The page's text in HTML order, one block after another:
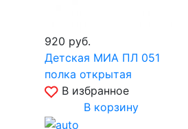
920 руб.
Детская МИА ПЛ 051
полка открытая
В избранное
В корзину